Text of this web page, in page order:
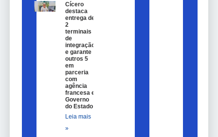
Cícero
destaca
entrega de
2
terminais
de
integração
e garante
outros 5
em
parceria
com
agência
francesa e
Governo
do Estado
Leia mais
»